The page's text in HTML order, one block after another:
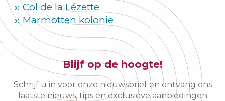
Col de la Lézette
Marmotten kolonie
Blijf op de hoogte!
Schrijf u in voor onze nieuwsbrief en ontvang ons
laatste nieuws, tips en exclusieve aanbiedingen